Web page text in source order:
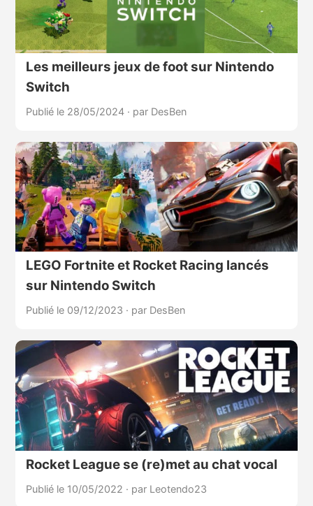
Les meilleurs jeux de foot sur Nintendo
Switch
Publié le 28/05/2024 · par DesBen
LEGO Fortnite et Rocket Racing lancés
sur Nintendo Switch
Publié le 09/12/2023 · par DesBen
Rocket League se (re)met au chat vocal
Publié le 10/05/2022 · par Leotendo23